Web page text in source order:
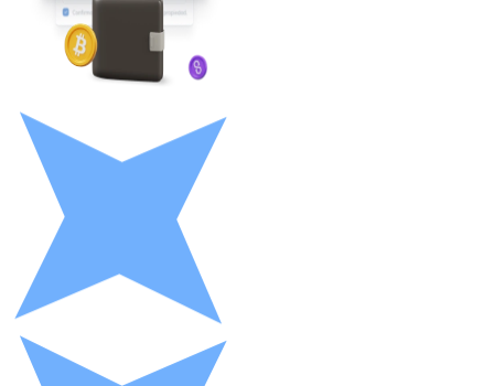
LTC
XRP